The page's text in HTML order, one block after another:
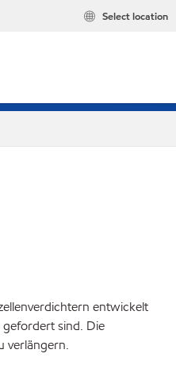
Select location
entwickelt
sind. Die
verlängern.